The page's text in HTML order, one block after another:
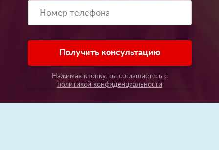
Получить консультацию
Нажимая кнопку, вы соглашаетесь с
политикой конфиденциальности